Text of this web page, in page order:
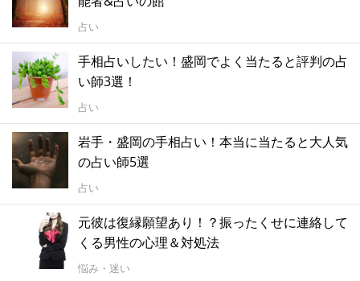
占い
手相占いしたい！盛岡でよく当たると評判の占
い師3選！
占い
岩手・盛岡の手相占い！本当に当たると大人気
の占い師5選
占い
元彼は復縁願望あり！？振ったくせに連絡して
くる男性の心理＆対処法
悩み・迷い